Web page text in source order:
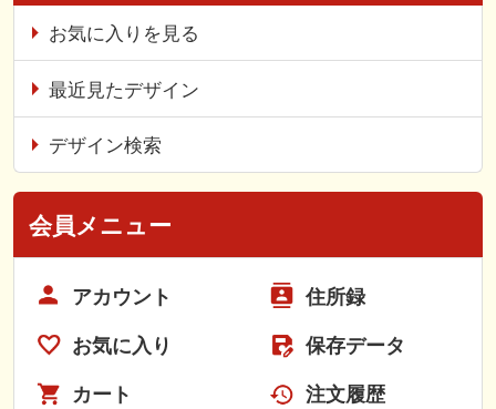
お気に入りを見る
最近見たデザイン
デザイン検索
会員メニュー
アカウント 住所録
お気に入り 保存データ
カート 注文履歴